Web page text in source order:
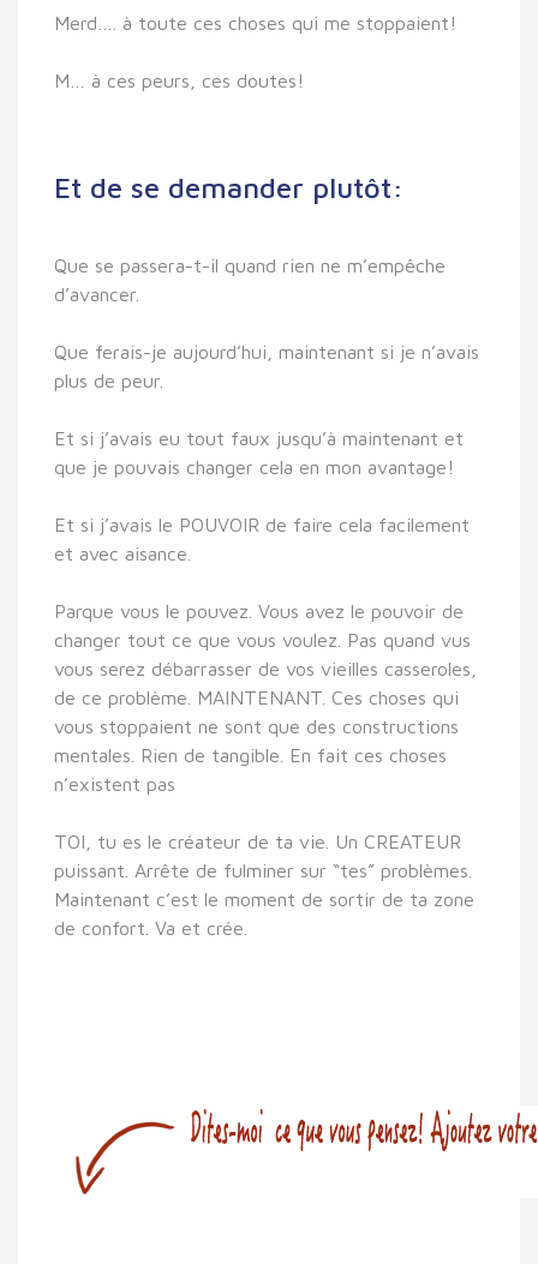
Merd…. à toute ces choses qui me stoppaient!
M… à ces peurs, ces doutes!
Et de se demander plutôt:
Que se passera-t-il quand rien ne m’empêche
d’avancer.
Que ferais-je aujourd’hui, maintenant si je n’avais
plus de peur.
Et si j’avais eu tout faux jusqu’à maintenant et
que je pouvais changer cela en mon avantage!
Et si j’avais le POUVOIR de faire cela facilement
et avec aisance.
Parque vous le pouvez. Vous avez le pouvoir de
changer tout ce que vous voulez. Pas quand vus
vous serez débarrasser de vos vieilles casseroles,
de ce problème. MAINTENANT. Ces choses qui
vous stoppaient ne sont que des constructions
mentales. Rien de tangible. En fait ces choses
n’existent pas
TOI, tu es le créateur de ta vie. Un CREATEUR
puissant. Arrête de fulminer sur “tes” problèmes.
Maintenant c’est le moment de sortir de ta zone
de confort. Va et crée.